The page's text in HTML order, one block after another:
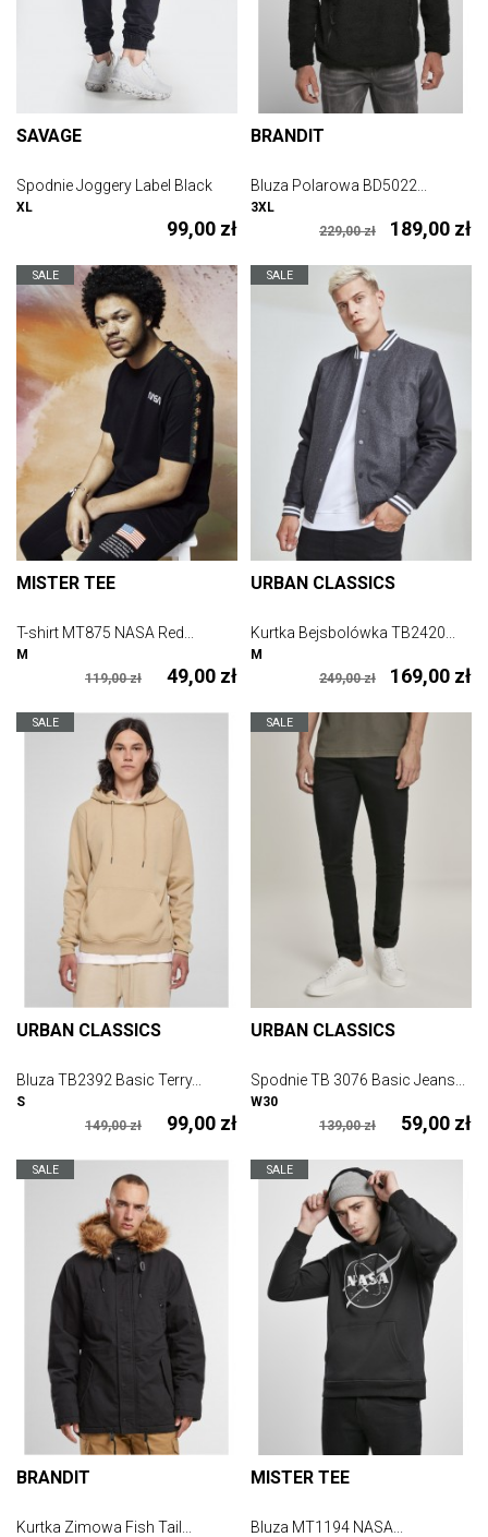
SAVAGE
Spodnie Joggery Label Black
99,00 zł
XL
BRANDIT
Bluza Polarowa BD5022...
189,00 zł
229,00 zł
3XL
SALE
MISTER TEE
T-shirt MT875 NASA Red...
49,00 zł
119,00 zł
M
SALE
URBAN CLASSICS
Kurtka Bejsbolówka TB2420...
169,00 zł
249,00 zł
M
SALE
URBAN CLASSICS
Bluza TB2392 Basic Terry...
99,00 zł
149,00 zł
S
SALE
URBAN CLASSICS
Spodnie TB 3076 Basic Jeans...
59,00 zł
139,00 zł
W30
SALE
BRANDIT
Kurtka Zimowa Fish Tail...
SALE
MISTER TEE
Bluza MT1194 NASA...